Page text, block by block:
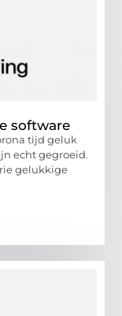
software
tijd geluk
echt gegroeid.
gelukkige